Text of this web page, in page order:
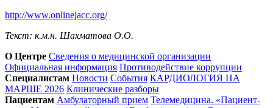
http://www.onlinejacc.org/
Текст: к.м.н. Шахматова О.О.
О Центре Сведения о медицинской организации
Официальная информация Противодействие коррупции
Специалистам Новости События КАРДИОЛОГИЯ НА
МАРШЕ 2026 Клинические разборы
Пациентам Амбулаторный прием Телемедицина. «Пациент-